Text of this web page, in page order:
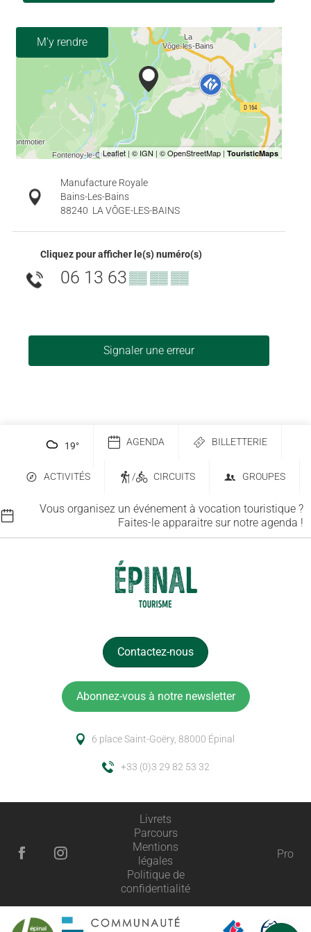
Horaires
Avis
M'y rendre
Manufacture Royale
Bains-Les-Bains
88240 LA VÔGE-LES-BAINS
Cliquez pour afficher le(s) numéro(s)
06 13 63▒▒ ▒▒ ▒▒
Signaler une erreur
19° AGENDA BILLETTERIE
ACTIVITÉS / CIRCUITS GROUPES
Vous organisez un événement à vocation touristique ?
Faites-le apparaitre sur notre agenda !
Contactez-nous
Abonnez-vous à notre newsletter
6 place Saint-Goëry, 88000 Épinal
+33 (0)3 29 82 53 32
Livrets
Parcours
Mentions
légales
Politique de
confidentialité
Pro